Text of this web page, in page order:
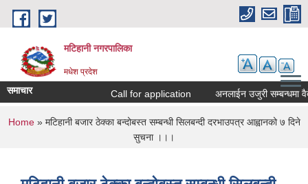
Skip to main content
मटिहानी नगरपालिका
मधेश प्रदेश
समाचार Call for application अनलाईन उजुरी सम्बन्धमा
You are here
Home» मटिहानी बजार ठेक्का बन्दोबस्त सम्बन्धी सिलबन्दी दरभाउपत्र आह्वानको ७ दिने
सुचना ।।।